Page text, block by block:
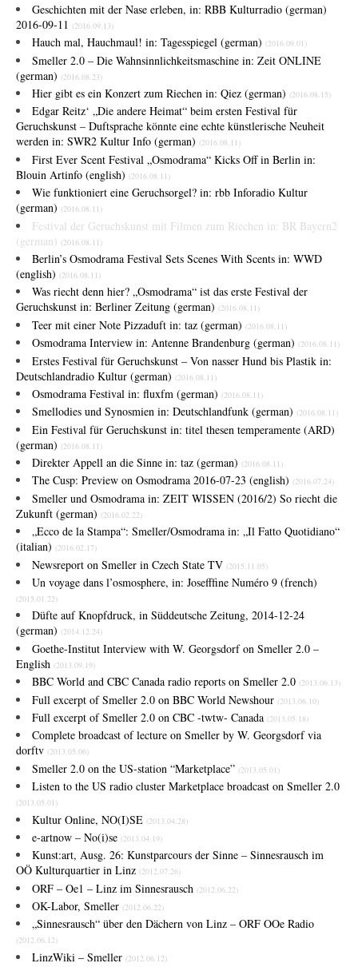
Geschichten mit der Nase erleben, in: RBB Kulturradio (german)
2016-09-11 (2016.09.13)
Hauch mal, Hauchmaul! in: Tagesspiegel (german) (2016.09.01)
Smeller 2.0 – Die Wahnsinnlichkeitsmaschine in: Zeit ONLINE
(german) (2016.08.23)
Hier gibt es ein Konzert zum Riechen in: Qiez (german) (2016.08.15)
Edgar Reitz‘ „Die andere Heimat“ beim ersten Festival für
Geruchskunst – Duftsprache könnte eine echte künstlerische Neuheit
werden in: SWR2 Kultur Info (german) (2016.08.11)
First Ever Scent Festival „Osmodrama“ Kicks Off in Berlin in:
Blouin Artinfo (english) (2016.08.11)
Wie funktioniert eine Geruchsorgel? in: rbb Inforadio Kultur
(german) (2016.08.11)
Festival der Geruchskunst mit Filmen zum Riechen in: BR Bayern2
(german) (2016.08.11)
Berlin’s Osmodrama Festival Sets Scenes With Scents in: WWD
(english) (2016.08.11)
Was riecht denn hier? „Osmodrama“ ist das erste Festival der
Geruchskunst in: Berliner Zeitung (german) (2016.08.11)
Teer mit einer Note Pizzaduft in: taz (german) (2016.08.11)
Osmodrama Interview in: Antenne Brandenburg (german) (2016.08.11)
Erstes Festival für Geruchskunst – Von nasser Hund bis Plastik in:
Deutschlandradio Kultur (german) (2016.08.11)
Osmodrama Festival in: fluxfm (german) (2016.08.11)
Smellodies und Synosmien in: Deutschlandfunk (german) (2016.08.11)
Ein Festival für Geruchskunst in: titel thesen temperamente (ARD)
(german) (2016.08.11)
Direkter Appell an die Sinne in: taz (german) (2016.08.11)
The Cusp: Preview on Osmodrama 2016-07-23 (english) (2016.07.24)
Smeller und Osmodrama in: ZEIT WISSEN (2016/2) So riecht die
Zukunft (german) (2016.02.22)
„Ecco de la Stampa“: Smeller/Osmodrama in: „Il Fatto Quotidiano“
(italian) (2016.02.17)
Newsreport on Smeller in Czech State TV (2015.11.05)
Un voyage dans l’osmosphere, in: Josefffine Numéro 9 (french)
(2015.01.22)
Düfte auf Knopfdruck, in Süddeutsche Zeitung, 2014-12-24
(german) (2014.12.24)
Goethe-Institut Interview with W. Georgsdorf on Smeller 2.0 –
English (2013.09.19)
BBC World and CBC Canada radio reports on Smeller 2.0 (2013.06.13)
Full excerpt of Smeller 2.0 on BBC World Newshour (2013.06.10)
Full excerpt of Smeller 2.0 on CBC -twtw- Canada (2013.05.18)
Complete broadcast of lecture on Smeller by W. Georgsdorf via
dorftv (2013.05.06)
Smeller 2.0 on the US-station “Marketplace” (2013.05.01)
Listen to the US radio cluster Marketplace broadcast on Smeller 2.0
(2013.05.01)
Kultur Online, NO(I)SE (2013.04.28)
e-artnow – No(i)se (2013.04.19)
Kunst:art, Ausg. 26: Kunstparcours der Sinne – Sinnesrausch im
OÖ Kulturquartier in Linz (2012.07.26)
ORF – Oe1 – Linz im Sinnesrausch (2012.06.22)
OK-Labor, Smeller (2012.06.22)
„Sinnesrausch“ über den Dächern von Linz – ORF OOe Radio
(2012.06.12)
LinzWiki – Smeller (2012.06.12)